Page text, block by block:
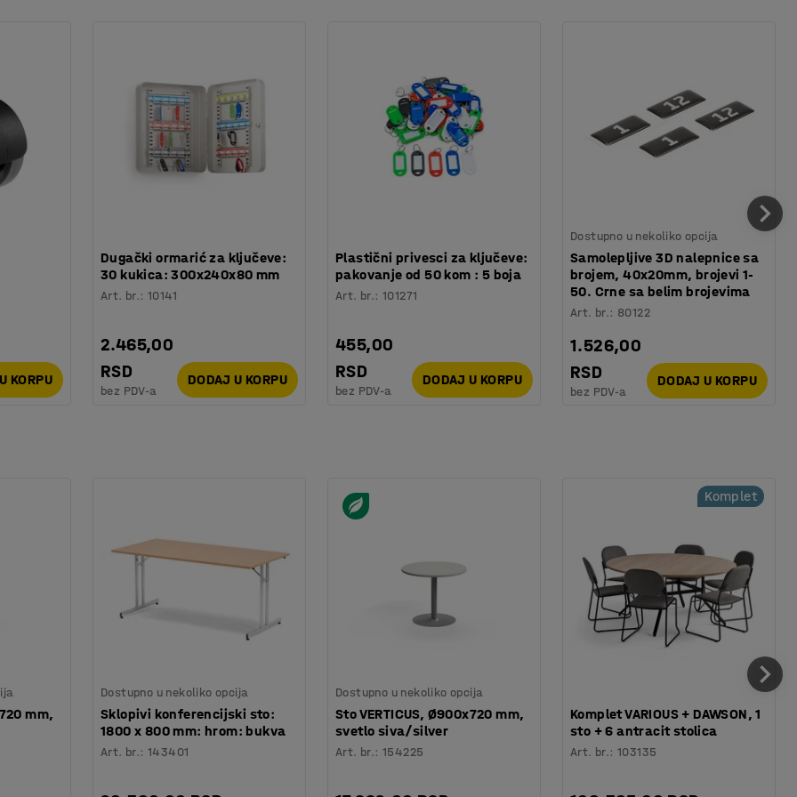
opremanja. Na primer, možete koristiti sto
da biste napravili sto koliko god
enterijera.
KORPU
Dugački ormarić za ključeve:
30 kukica: 300x240x80 mm
Art. br.:10141
2.465,00
RSD
bez PDV-a
DODAJ U KORPU
Plastični privesci za ključeve:
pakovanje od 50 kom : 5 boja
Art. br.:101271
455,00
RSD
bez PDV-a
DODAJ U KORPU
Dostupno u nekoliko opcija
Samolepljive 3D nalepnice sa
brojem, 40x20mm, brojevi 1-
50. Crne sa belim brojevima
Art. br.: 80122
1.526,00
RSD
bez PDV-a
DODAJ U KORPU
mm,
Dostupno u nekoliko opcija
Sklopivi konferencijski sto:
1800 x 800 mm: hrom: bukva
Art. br.:143401
Dostupno u nekoliko opcija
Sto VERTICUS, Ø900x720 mm,
svetlo siva/silver
Art. br.:154225
Komplet
Komplet VARIOUS + DAWSON, 1
sto + 6 antracit stolica
Art. br.:103135